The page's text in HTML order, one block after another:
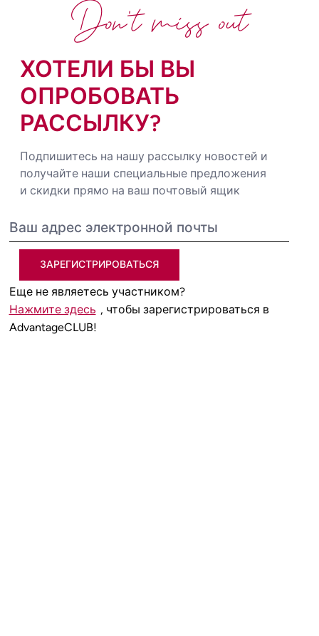
ХОТЕЛИ БЫ ВЫ
ОПРОБОВАТЬ
РАССЫЛКУ?
Подпишитесь на нашу рассылку новостей и
получайте наши специальные предложения
и скидки прямо на ваш почтовый ящик
ЗАРЕГИСТРИРОВАТЬСЯ
Еще не являетесь участником?
Нажмите здесь , чтобы зарегистрироваться в
AdvantageCLUB!
Don't miss out